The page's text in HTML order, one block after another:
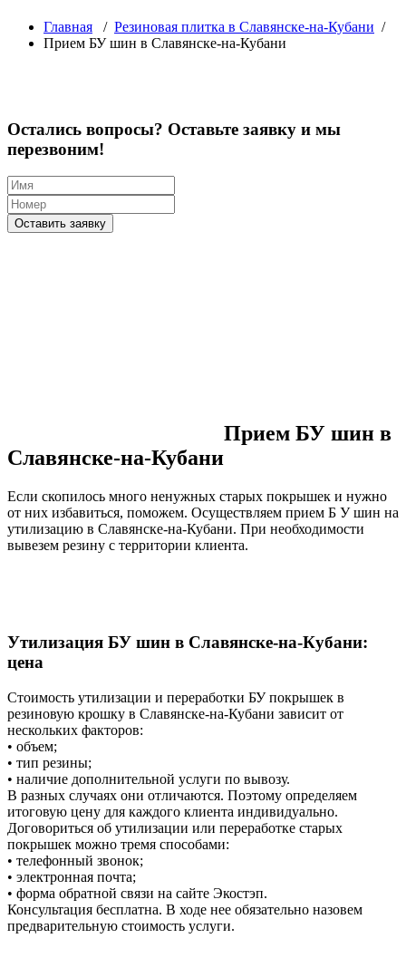
Главная / Резиновая плитка в Славянске-на-Кубани /
Прием БУ шин в Славянске-на-Кубани
Остались вопросы? Оставьте заявку и мы
перезвоним!
Оставить заявку
Прием БУ шин в
Славянске-на-Кубани
Если скопилось много ненужных старых покрышек и нужно
от них избавиться, поможем. Осуществляем прием Б У шин на
утилизацию в Славянске-на-Кубани. При необходимости
вывезем резину с территории клиента.
Утилизация БУ шин в Славянске-на-Кубани:
цена
Стоимость утилизации и переработки БУ покрышек в
резиновую крошку в Славянске-на-Кубани зависит от
нескольких факторов:
• объем;
• тип резины;
• наличие дополнительной услуги по вывозу.
В разных случаях они отличаются. Поэтому определяем
итоговую цену для каждого клиента индивидуально.
Договориться об утилизации или переработке старых
покрышек можно тремя способами:
• телефонный звонок;
• электронная почта;
• форма обратной связи на сайте Экостэп.
Консультация бесплатна. В ходе нее обязательно назовем
предварительную стоимость услуги.